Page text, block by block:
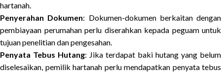
hartanah.
Penyerahan Dokumen: Dokumen-dokumen berkaitan dengan
pembiayaan perumahan perlu diserahkan kepada peguam untuk
tujuan penelitian dan pengesahan.
Penyata Tebus Hutang: Jika terdapat baki hutang yang belum
diselesaikan, pemilik hartanah perlu mendapatkan penyata tebus